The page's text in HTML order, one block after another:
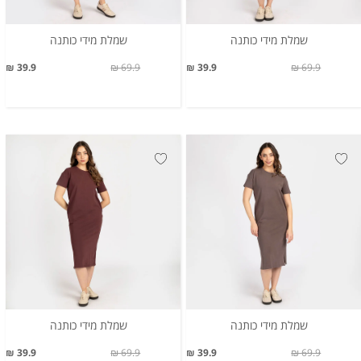
שמלת מידי כותנה
39.9 ₪ 69.9 ₪
שמלת מידי כותנה
39.9 ₪ 69.9 ₪
שמלת מידי כותנה
39.9 ₪ 69.9 ₪
שמלת מידי כותנה
39.9 ₪ 69.9 ₪